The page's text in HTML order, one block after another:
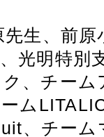
生、前
光明特別
、チー
ム
、チー